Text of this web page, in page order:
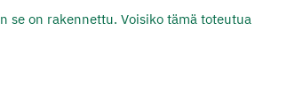
se on rakennettu. Voisiko tämä toteutua